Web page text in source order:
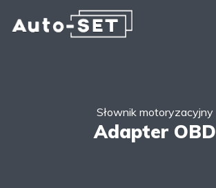
Słownik motoryzacyjny
Adapter OBD